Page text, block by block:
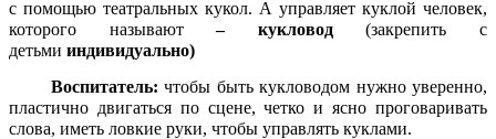
с помощью театральных кукол. А управляет куклой человек,
которого называют– кукловод(закрепить с
детьми индивидуально)
Воспитатель:чтобы быть кукловодом нужно уверенно,
пластично двигаться по сцене, четко и ясно проговаривать
слова, иметь ловкие руки, чтобы управлять куклами.